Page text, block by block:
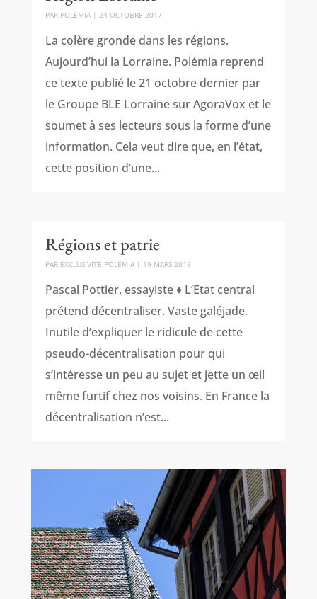
PAR POLÉMIA| 24 OCTOBRE 2017
La colère gronde dans les régions.
Aujourd’hui la Lorraine. Polémia reprend
ce texte publié le 21 octobre dernier par
le Groupe BLE Lorraine sur AgoraVox et le
soumet à ses lecteurs sous la forme d’une
information. Cela veut dire que, en l’état,
cette position d’une...
Régions et patrie
PAR EXCLUSIVITÉ POLÉMIA| 19 MARS 2016
Pascal Pottier, essayiste ♦ L’Etat central
prétend décentraliser. Vaste galéjade.
Inutile d’expliquer le ridicule de cette
pseudo-décentralisation pour qui
s’intéresse un peu au sujet et jette un œil
même furtif chez nos voisins. En France la
décentralisation n’est...